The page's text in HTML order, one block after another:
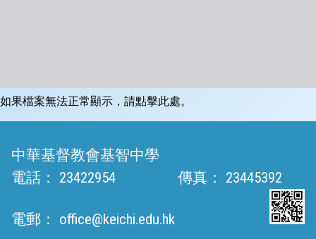
如果檔案無法正常顯示，請點擊此處。
中華基督教會基智中學
電話：
23422954 傳真： 23445392
電郵： office@keichi.edu.hk